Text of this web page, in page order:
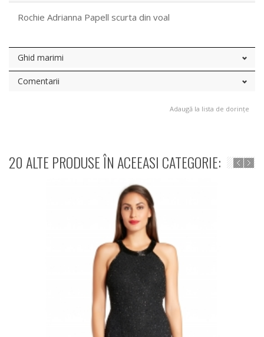
Rochie Adrianna Papell scurta din voal
Ghid marimi
Comentarii
Adaugă la lista de dorințe
20 ALTE PRODUSE ÎN ACEEASI CATEGORIE: